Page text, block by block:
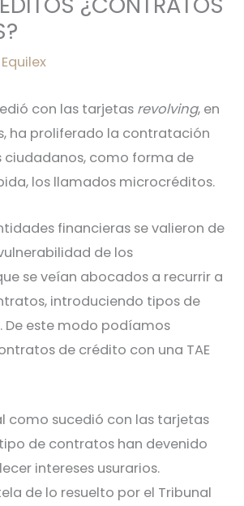
Equilex
con las tarjetas revolving, en
ha proliferado la contratación
ciudadanos, como forma de
los llamados microcréditos.
financieras se valieron de
de los
se veían abocados a recurrir a
introduciendo tipos de
De este modo podíamos
de crédito con una TAE
como sucedió con las tarjetas
de contratos han devenido
intereses usurarios.
de lo resuelto por el Tribunal